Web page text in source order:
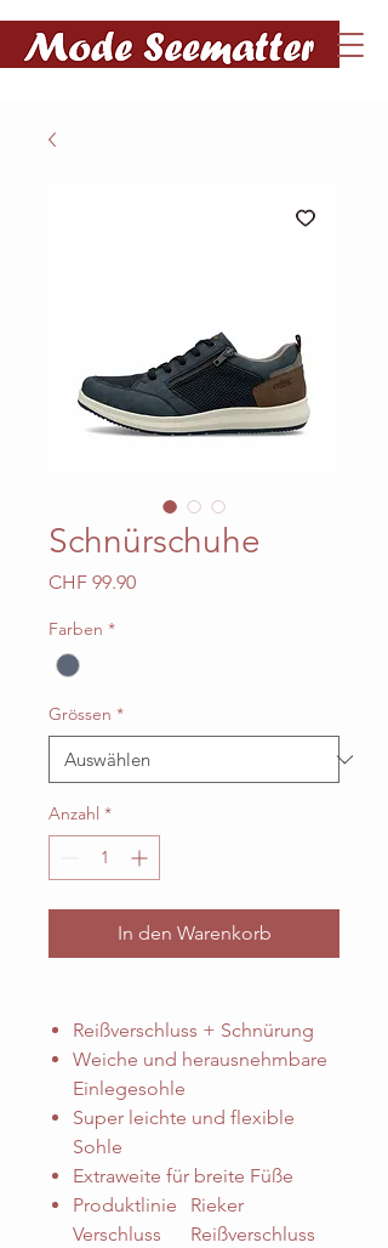
Schnürschuhe
CHF 99.90Preis
Farben *
Grössen *
Anzahl *
In den Warenkorb
Reißverschluss + Schnürung
Weiche und herausnehmbare
Einlegesohle
Super leichte und flexible
Sohle
Extraweite für breite Füße
Produktlinie
Rieker
Verschluss
Reißverschluss